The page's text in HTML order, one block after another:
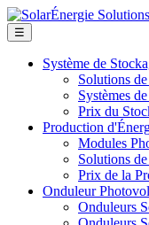
☰
Système de
Solutions
Systèmes
Prix du
Production
Modules
Solutions
Prix de la
Onduleur
Onduleurs